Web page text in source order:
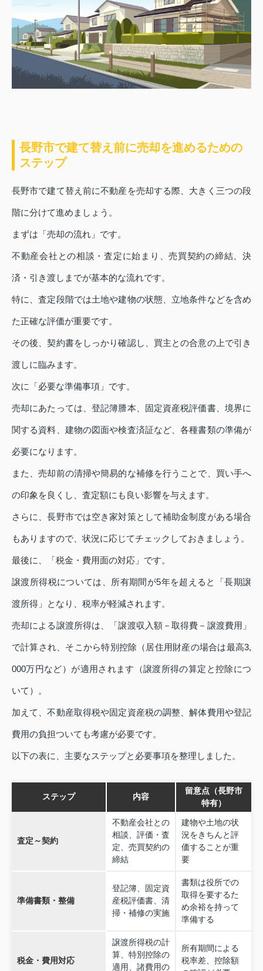
長野市で建て替え前に売却を進めるための
ステップ
長野市で建て替え前に不動産を売却する際、大きく三つの段
階に分けて進めましょう。
まずは「売却の流れ」です。
不動産会社との相談・査定に始まり、売買契約の締結、決
済・引き渡しまでが基本的な流れです。
特に、査定段階では土地や建物の状態、立地条件などを含め
た正確な評価が重要です。
その後、契約書をしっかり確認し、買主との合意の上で引き
渡しに臨みます。
次に「必要な準備事項」です。
売却にあたっては、登記簿謄本、固定資産税評価書、境界に
関する資料、建物の図面や検査済証など、各種書類の準備が
必要になります。
また、売却前の清掃や簡易的な補修を行うことで、買い手へ
の印象を良くし、査定額にも良い影響を与えます。
さらに、長野市では空き家対策として補助金制度がある場合
もありますので、状況に応じてチェックしておきましょう。
最後に、「税金・費用面の対応」です。
譲渡所得税については、所有期間が5年を超えると「長期譲
渡所得」となり、税率が軽減されます。
売却による譲渡所得は、「譲渡収入額－取得費－譲渡費用」
で計算され、そこから特別控除（居住用財産の場合は最高3,
000万円など）が適用されます（譲渡所得の算定と控除につ
いて）。
加えて、不動産取得税や固定資産税の調整、解体費用や登記
費用の負担ついても考慮が必要です。
以下の表に、主要なステップと必要事項を整理しました。
ステップ 内容
留意点（長野市
特有）
査定～契約
不動産会社との
相談、評価・査
定、売買契約の
締結
建物や土地の状
況をきちんと評
価することが重
要
準備書類・整備
登記簿、固定資
産税評価書、清
掃・補修の実施
書類は役所での
取得を要するた
め余裕を持って
準備する
税金・費用対応
譲渡所得税の計
算、特別控除の
適用、諸費用の
所有期間による
税率差、控除額